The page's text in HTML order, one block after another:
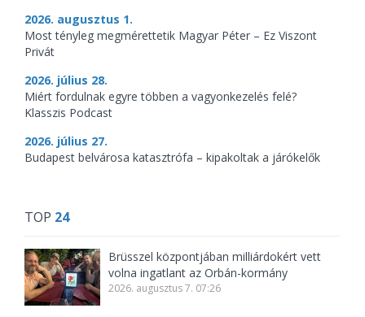
2026. augusztus 1.
Most tényleg megmérettetik Magyar Péter – Ez Viszont
Privát
2026. július 28.
Miért fordulnak egyre többen a vagyonkezelés felé?
Klasszis Podcast
2026. július 27.
Budapest belvárosa katasztrófa – kipakoltak a járókelők
TOP 24
Brüsszel központjában milliárdokért vett
volna ingatlant az Orbán-kormány
2026. augusztus 7. 07:26